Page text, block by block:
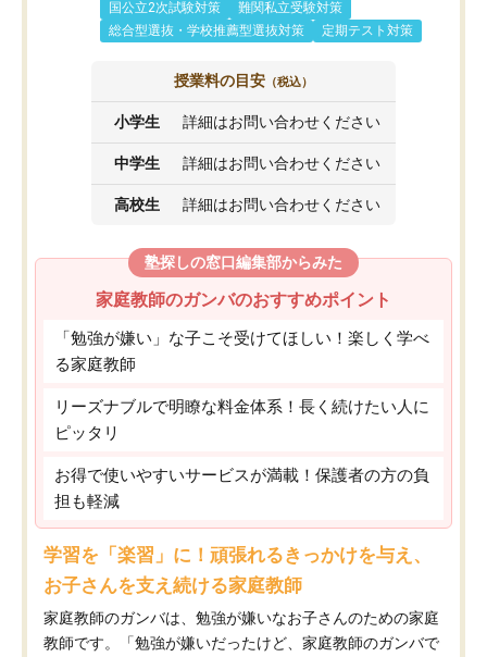
国公立2次試験対策
難関私立受験対策
総合型選抜・学校推薦型選抜対策
定期テスト対策
授業料の目安 （税込）
小学生 詳細はお問い合わせください
中学生 詳細はお問い合わせください
高校生 詳細はお問い合わせください
塾探しの窓口編集部からみた
家庭教師のガンバのおすすめポイント
「勉強が嫌い」な子こそ受けてほしい！楽しく学べ
る家庭教師
リーズナブルで明瞭な料金体系！長く続けたい人に
ピッタリ
お得で使いやすいサービスが満載！保護者の方の負
担も軽減
学習を「楽習」に！頑張れるきっかけを与え、
お子さんを支え続ける家庭教師
家庭教師のガンバは、勉強が嫌いなお子さんのための家庭
教師です。「勉強が嫌いだったけど、家庭教師のガンバで